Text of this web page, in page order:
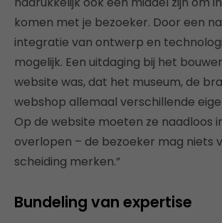
komen met je bezoeker. Door een
integratie van ontwerp en
mogelijk. Een uitdaging bij het
website was, dat het museum, de
webshop allemaal verschillende
Op de website moeten ze naadloos
overlopen – de bezoeker mag niets
scheiding merken.”
Bundeling van expertise